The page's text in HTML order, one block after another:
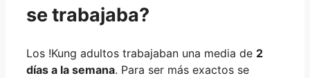
se trabajaba?
Los !Kung adultos trabajaban una media de 2
días a la semana. Para ser más exactos se